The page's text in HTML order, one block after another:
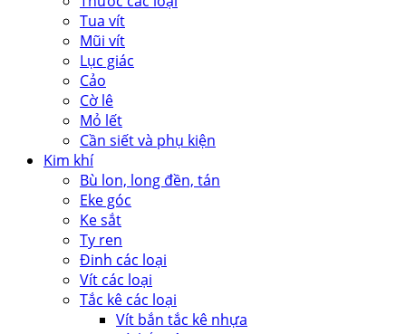
Tua vít
Mũi vít
Lục giác
Cảo
Cờ lê
Mỏ lết
Cần siết và phụ kiện
Kim khí
Bù lon, long đền, tán
Eke góc
Ke sắt
Ty ren
Đinh các loại
Vít các loại
Tắc kê các loại
Vít bắn tắc kê nhựa